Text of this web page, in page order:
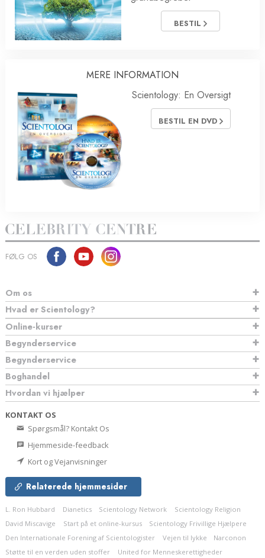
BESTIL
MERE INFORMATION
Scientology: En Oversigt
BESTIL EN DVD
FØLG OS
Om os
Hvad er Scientology?
Online-kurser
Begynderservice
Begynderservice
Boghandel
Hvordan vi hjælper
KONTAKT OS
Spørgsmål? Kontakt Os
Hjemmeside-feedback
Kort og Vejanvisninger
Relaterede hjemmesider
L. Ron Hubbard Dianetics Scientology Network
Scientology Religion
David Miscavige
Start på et online-kursus
Scientology Frivillige Hjælpere
Den Internationale Forening af Scientologister
Vejen til lykke
Narconon
Støtte til en verden uden stoffer
United for Menneskerettigheder